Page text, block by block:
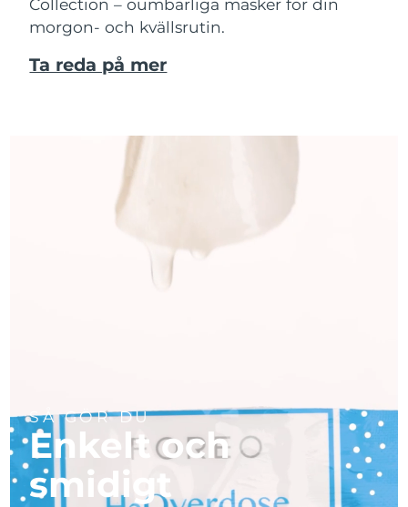
Collection – oumbärliga masker för din
morgon- och kvällsrutin.
Ta reda på mer
SÅ GÖR DU
Enkelt och
smidigt